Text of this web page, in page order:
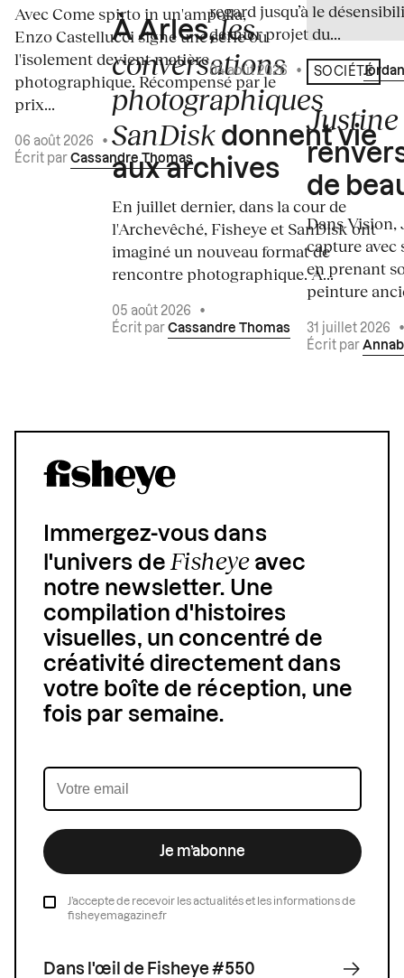
Avec Come spirto in un'ampolla,
Enzo Castellucci signe une série où
l'isolement devient matière
photographique. Récompensé par le
prix...
06 août 2026
•
Écrit par Cassandre Thomas
À Arles,les
conversations
photographiques
SanDisk donnent vie
aux archives
En juillet dernier, dans la cour de
l'Archevêché, Fisheye et SanDisk ont
imaginé un nouveau format de
rencontre photographique. À...
05 août 2026
•
Écrit par Cassandre Thomas
regard jusqu’à le
dernier projet du...
04 août 2026 • Écrit par
SOCIÉTÉ
de
Dans
capture avec
en prenant
peinture
31 juillet 2026
Écrit par
Immergez-vous dans
l'univers deFisheyeavec
notre newsletter. Une
compilation d'histoires
visuelles, un concentré de
créativité directement dans
votre boîte de réception, une
fois par semaine.
Je m’abonne
J’accepte de recevoir les actualités et les informations de
fisheyemagazine.fr
Dans l'œil de Fisheye #550